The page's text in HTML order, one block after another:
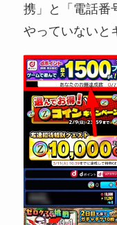
携」と「電話番
やっていないと